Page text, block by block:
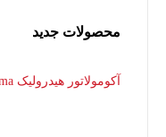
محصولات جدید
آکومولاتور هیدرولیک Dekema